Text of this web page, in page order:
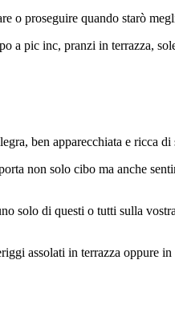
o proseguire quando starò
a pic inc, pranzi in terrazza,
ben apparecchiata e ricca di
non solo cibo ma anche
solo di questi o tutti sulla
assolati in terrazza oppure